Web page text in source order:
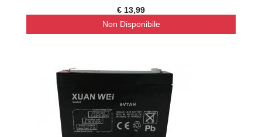
€ 13,99
Non Disponibile